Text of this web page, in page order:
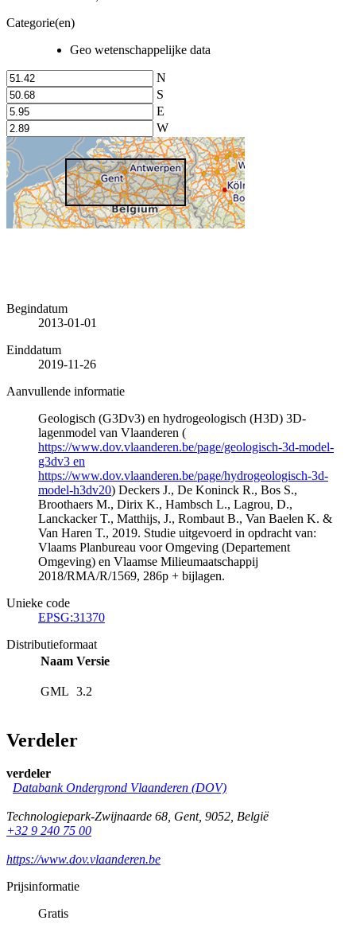
Categorie(en)
Geo wetenschappelijke data
N
S
E
W
Begindatum
2013-01-01
Einddatum
2019-11-26
Aanvullende informatie
Geologisch (G3Dv3) en hydrogeologisch (H3D) 3D-
lagenmodel van Vlaanderen (
https://www.dov.vlaanderen.be/page/geologisch-3d-model-
g3dv3 en
https://www.dov.vlaanderen.be/page/hydrogeologisch-3d-
model-h3dv20) Deckers J., De Koninck R., Bos S.,
Broothaers M., Dirix K., Hambsch L., Lagrou, D.,
Lanckacker T., Matthijs, J., Rombaut B., Van Baelen K. &
Van Haren T., 2019. Studie uitgevoerd in opdracht van:
Vlaams Planbureau voor Omgeving (Departement
Omgeving) en Vlaamse Milieumaatschappij
2018/RMA/R/1569, 286p + bijlagen.
Unieke code
EPSG:31370
Distributieformaat
Naam Versie
GML 3.2
Verdeler
verdeler
Databank Ondergrond Vlaanderen (DOV)
Technologiepark-Zwijnaarde 68, Gent, 9052, België
+32 9 240 75 00
https://www.dov.vlaanderen.be
Prijsinformatie
Gratis